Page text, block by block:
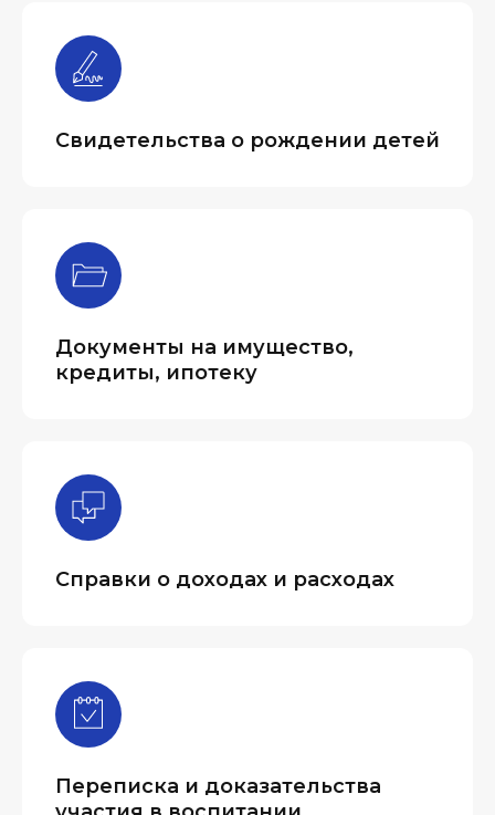
Свидетельства о рождении детей
Документы на имущество,
кредиты, ипотеку
Справки о доходах и расходах
Переписка и доказательства